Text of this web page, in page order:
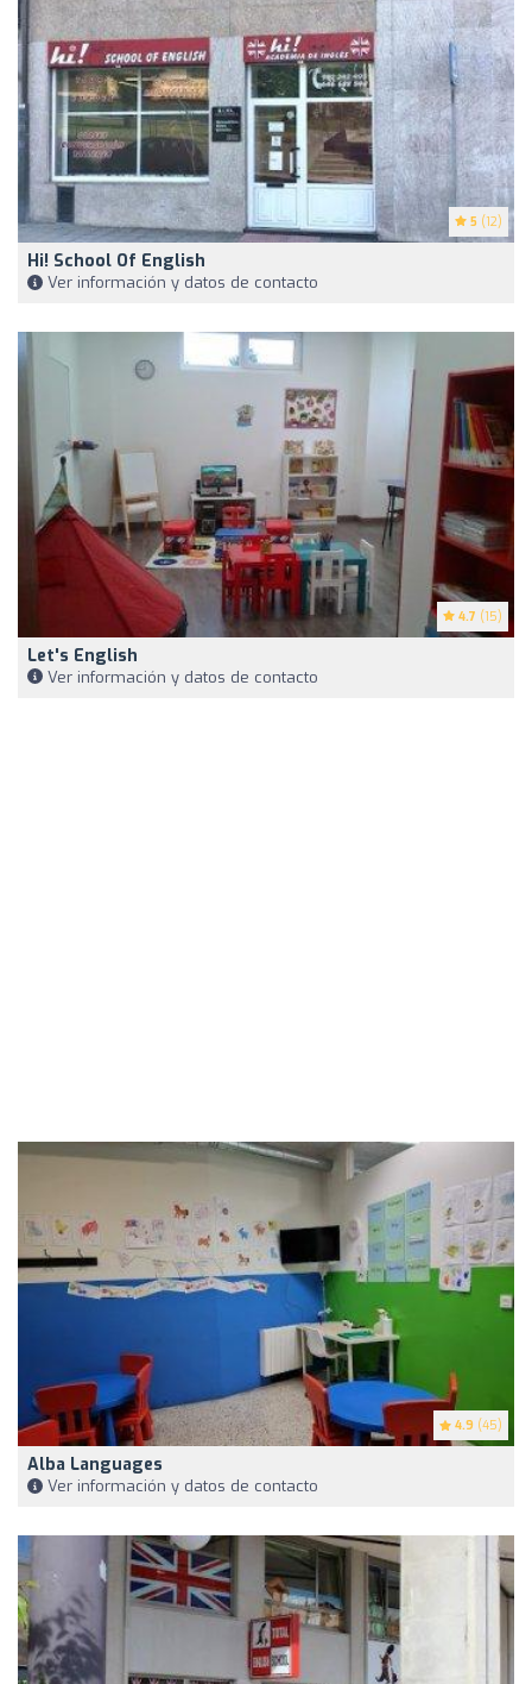
5 (12)
Hi! School Of English
Ver información y datos de contacto
4.7 (15)
Let's English
Ver información y datos de contacto
4.9 (45)
Alba Languages
Ver información y datos de contacto